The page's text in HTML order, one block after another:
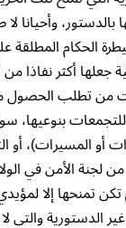
بالدستور، وأحيانا
الحكام المطلقة
جعلها أكثر
من تطلب الحصول
بنوعيها،
أو المسيرات)، أو
لجنة الأمن في
تكن تمنحها إلا
الدستورية والتي